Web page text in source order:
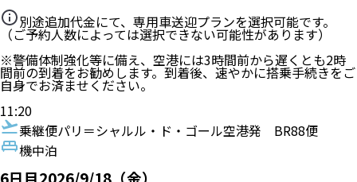
別途追加代金にて、専用車送迎プランを選択可能です。
（ご予約人数によっては選択できない可能性があります）
※警備体制強化等に備え、空港には3時間前から遅くとも2時
間前の到着をお勧めします。到着後、速やかに搭乗手続きをご
自身でお済ませください。
11:20
乗継便パリ＝シャルル・ド・ゴール空港発
BR88便
機中泊
6日目2026/9/18（金）